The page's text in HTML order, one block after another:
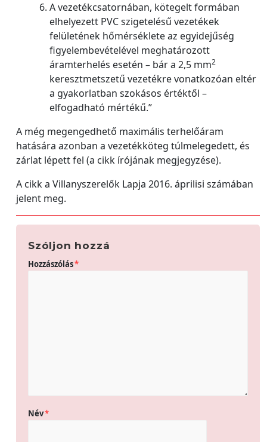
A vezetékcsatornában, kötegelt formában
elhelyezett PVC szigetelésű vezetékek
felületének hőmérséklete az egyidejűség
figyelembevételével meghatározott
áramterhelés esetén – bár a 2,5 mm2
keresztmetszetű vezetékre vonatkozóan eltér
a gyakorlatban szokásos értéktől –
elfogadható mértékű.”
A még megengedhető maximális terhelőáram
hatására azonban a vezetékköteg túlmelegedett, és
zárlat lépett fel (a cikk írójának megjegyzése).
A cikk a Villanyszerelők Lapja 2016. áprilisi számában
jelent meg.
Szóljon hozzá
Hozzászólás*
Név*